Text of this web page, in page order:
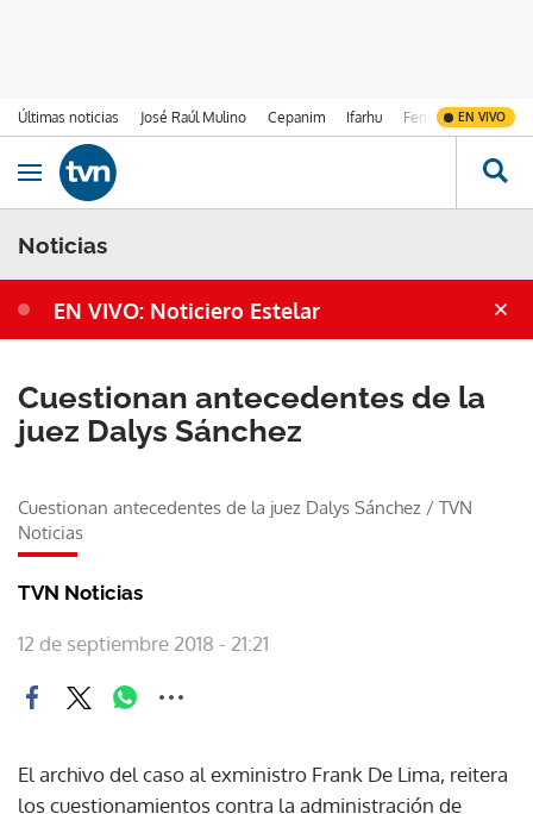
Últimas noticias José Raúl Mulino Cepanim Ifarhu Fenómeno de El
EN VIVO
Ir al contenido
Obrir navegació
Noticias
EN VIVO: Noticiero Estelar
Cuestionan antecedentes de la
juez Dalys Sánchez
Cuestionan antecedentes de la juez Dalys Sánchez / TVN
Noticias
TVN Noticias
12 de septiembre 2018 - 21:21
El archivo del caso al exministro Frank De Lima, reitera
los cuestionamientos contra la administración de